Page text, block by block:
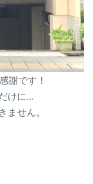
謝です！
けに...
せん。